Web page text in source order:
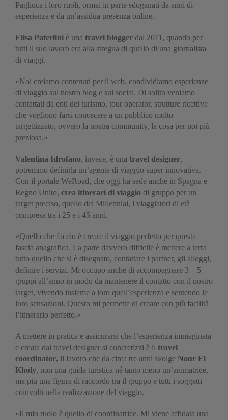
Pagliuca i loro ruoli, ormai in parte sdoganati da anni di
esperienza e da un’assidua presenza online.
Elisa Paterlini è una travel blogger dal 2011, quando per
tutti il suo lavoro era alla stregua di quello di una giornalista
di viaggi.
«Noi creiamo contenuti per il web, condividiamo esperienze
di viaggio sul nostro blog e sui social. Di solito veniamo
contattati da enti del turismo, tour operator, strutture ricettive
che vogliono farsi conoscere a un pubblico molto
targettizzato, ovvero la nostra community, la cosa per noi più
preziosa.»
Valentina Idrofano, invece, è una travel designer,
potremmo definirla un’agente di viaggio super innovativa.
Con il portale WeRoad, che oggi ha sede anche in Spagna e
Regno Unito, crea itinerari di viaggio di gruppo per un
target preciso, quello dei Millennial, i viaggiatori di età
compresa tra i 25 e i 45 anni.
«Quello che faccio è creare il viaggio perfetto per questa
fascia anagrafica. La parte davvero difficile è mettere a terra
tutto quello che si è disegnato, contattare i partner, gli alloggi,
definire i servizi. Mi occupo anche di accompagnare 3 – 5
gruppi all’anno in modo da mantenere il contatto con il nostro
target, vivendo insieme a loro quell’esperienza e sentendo le
loro sensazioni. Questo mi permette di creare con più facilità
l’itinerario perfetto.»
A mettere in pratica e assicurarsi che l’esperienza immaginata
e creata dal travel designer si concretizzi è il travel
coordinator, il lavoro che da circa tre anni svolge Nour El
Kholy, non una guida turistica né tanto meno un’animatrice,
ma più una figura di raccordo tra il gruppo e tutti i soggetti
coinvolti nella realizzazione del viaggio.
«Il mio ruolo è quello di coordinatrice. Mi viene affidata una